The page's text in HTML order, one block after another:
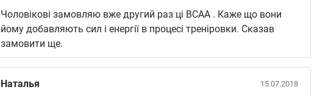
Чоловікові замовляю вже другий раз ці ВСАА . Каже що вони
йому добавляють сил і енергії в процесі треніровки. Сказав
замовити ще.
Наталья 15.07.2018